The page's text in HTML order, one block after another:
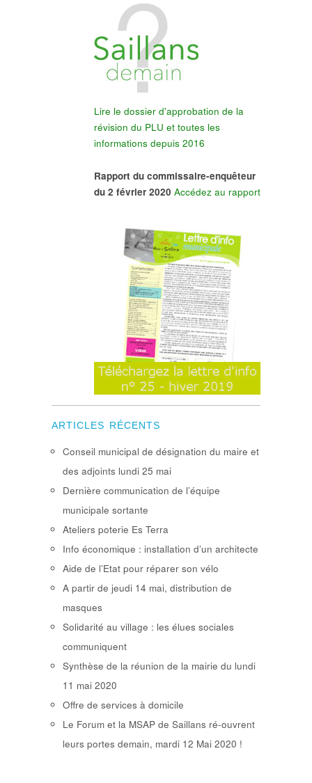
Lire le dossier d'approbation de la
révision du PLU et toutes les
informations depuis 2016
Rapport du commissaire-enquêteur
du 2 février 2020 Accédez au rapport
ARTICLES RÉCENTS
Conseil municipal de désignation du maire et
des adjoints lundi 25 mai
Dernière communication de l’équipe
municipale sortante
Ateliers poterie Es Terra
Info économique : installation d’un architecte
Aide de l’Etat pour réparer son vélo
A partir de jeudi 14 mai, distribution de
masques
Solidarité au village : les élues sociales
communiquent
Synthèse de la réunion de la mairie du lundi
11 mai 2020
Offre de services à domicile
Le Forum et la MSAP de Saillans ré-ouvrent
leurs portes demain, mardi 12 Mai 2020 !